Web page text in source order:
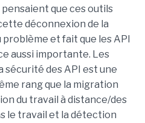
que ces outils
déconnexion de la
et fait que les API
aussi importante. Les
sécurité des API est une
rang que la migration
du travail à distance/des
le travail et la détection